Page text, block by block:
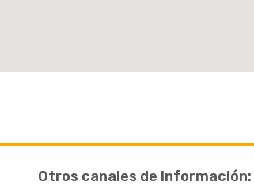
Otros canales de Información: